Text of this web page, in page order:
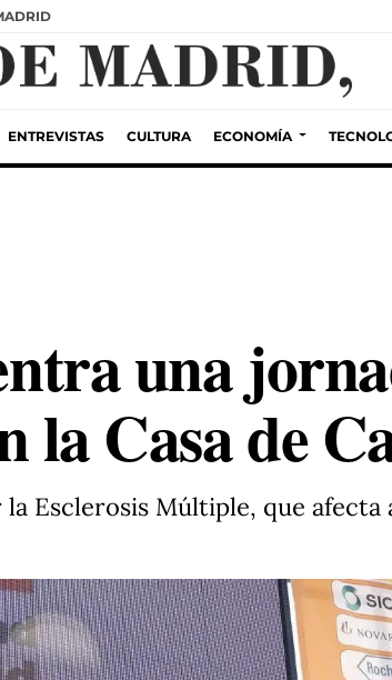
ENTREVISTAS CULTURA ECONOMÍA
una
la Casa de
Esclerosis Múltiple, que afecta